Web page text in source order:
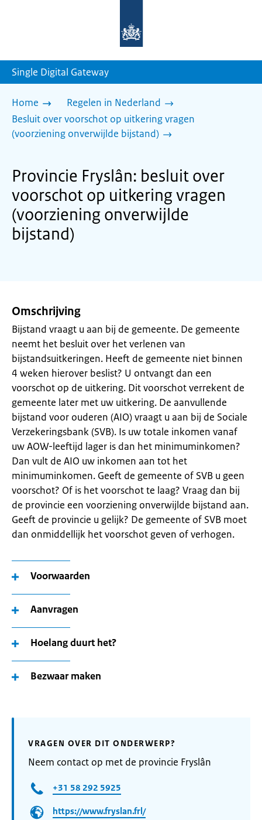
homepage
Single Digital Gateway
Home
Regelen in Nederland
Besluit over voorschot op uitkering vragen
(voorziening onverwijlde bijstand)
Provincie Fryslân: besluit over
voorschot op uitkering vragen
(voorziening onverwijlde
bijstand)
Omschrijving
Bijstand vraagt u aan bij de gemeente. De gemeente
neemt het besluit over het verlenen van
bijstandsuitkeringen. Heeft de gemeente niet binnen
4 weken hierover beslist? U ontvangt dan een
voorschot op de uitkering. Dit voorschot verrekent de
gemeente later met uw uitkering. De aanvullende
bijstand voor ouderen (AIO) vraagt u aan bij de Sociale
Verzekeringsbank (SVB). Is uw totale inkomen vanaf
uw AOW-leeftijd lager is dan het minimuminkomen?
Dan vult de AIO uw inkomen aan tot het
minimuminkomen. Geeft de gemeente of SVB u geen
voorschot? Of is het voorschot te laag? Vraag dan bij
de provincie een voorziening onverwijlde bijstand aan.
Geeft de provincie u gelijk? De gemeente of SVB moet
dan onmiddellijk het voorschot geven of verhogen.
Voorwaarden
Aanvragen
Hoelang duurt het?
Bezwaar maken
VRAGEN OVER DIT ONDERWERP?
Neem contact op met de provincie Fryslân
+31 58 292 5925
https://www.fryslan.frl/